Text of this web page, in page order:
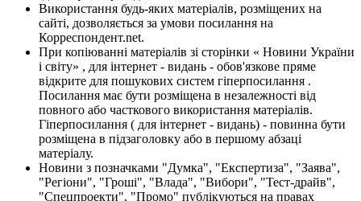
Використання будь-яких матеріалів, розміщених на
сайті, дозволяється за умови посилання на
Корреспондент.net.
При копіюванні матеріалів зі сторінки « Новини України
і світу» , для інтернет - видань - обов'язкове пряме
відкрите для пошукових систем гіперпосилання .
Посилання має бути розміщена в незалежності від
повного або часткового використання матеріалів.
Гіперпосилання ( для інтернет - видань) - повинна бути
розміщена в підзаголовку або в першому абзаці
матеріалу.
Новини з позначками "Думка", "Експертиза", "Заява",
"Регіони", "Гроші", "Влада", "Вибори", "Тест-драйв",
"Спецпроекти", "Промо" публікуються на правах